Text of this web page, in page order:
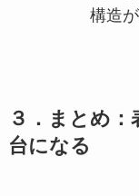
構造
３．まとめ
台になる